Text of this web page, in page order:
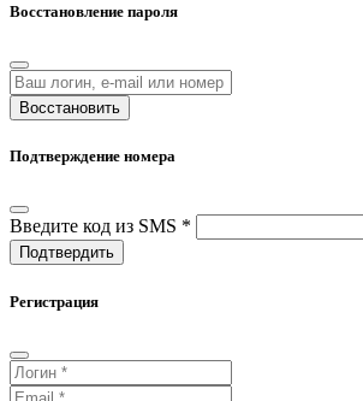
Восстановление пароля
Восстановить
Подтверждение номера
Введите код из SMS *
Подтвердить
Регистрация